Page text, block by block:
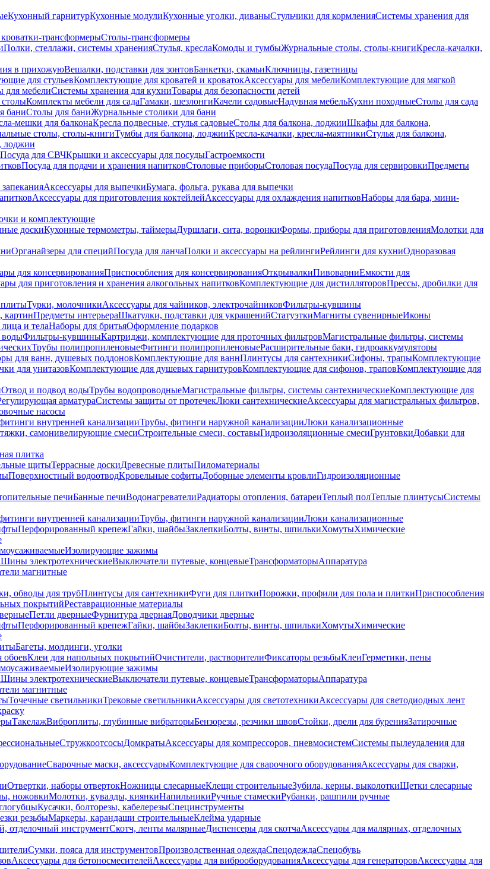
Кухонный гарнитурКухонные модулиКухонные уголки, диваныСтульчики для кормленияСистемы хранения для
трансформерыСтолы-трансформеры
Полки, стеллажи, системы храненияСтулья, креслаКомоды и тумбыЖурнальные столы, столы-книгиКресла-качалки,
в прихожуюВешалки, подставки для зонтовБанкетки, скамьиКлючницы, газетницы
для стульевКомплектующие для кроватей и кроватокАксессуары для мебелиКомплектующие для мягкой
для мебелиСистемы хранения для кухниТовары для безопасности детей
Комплекты мебели для садаГамаки, шезлонгиКачели садовыеНадувная мебельКухни походныеСтолы для сада
баниСтолы для баниЖурнальные столики для бани
мешки для балконаКресла подвесные, стулья садовыеСтолы для балкона, лоджииШкафы для балкона,
столы, столы-книгиТумбы для балкона, лоджииКресла-качалки, кресла-маятникиСтулья для балкона,
лоджии
Посуда для СВЧКрышки и аксессуары для посудыГастроемкости
Посуда для подачи и хранения напитковСтоловые приборыСтоловая посудаПосуда для сервировкиПредметы
Аксессуары для выпечкиБумага, фольга, рукава для выпечки
Аксессуары для приготовления коктейлейАксессуары для охлаждения напитковНаборы для бара, мини-
и комплектующие
доскиКухонные термометры, таймерыДуршлаги, сита, воронкиФормы, приборы для приготовленияМолотки для
Органайзеры для специйПосуда для ланчаПолки и аксессуары на рейлингиРейлинги для кухниОдноразовая
для консервированияПриспособления для консервированияОткрывалкиПивоварниЕмкости для
для приготовления и хранения алкогольных напитковКомплектующие для дистилляторовПрессы, дробилки для
Турки, молочникиАксессуары для чайников, электрочайниковФильтры-кувшины
картинПредметы интерьераШкатулки, подставки для украшенийСтатуэткиМагниты сувенирныеИконы
и телаНаборы для бритьяОформление подарков
водыФильтры-кувшиныКартриджи, комплектующие для проточных фильтровМагистральные фильтры, системы
Трубы полипропиленовыеФитинги полипропиленовыеРасширительные баки, гидроаккумуляторы
для ванн, душевых поддоновКомплектующие для ваннПлинтусы для сантехникиСифоны, трапыКомплектующие
для унитазовКомплектующие для душевых гарнитуровКомплектующие для сифонов, траповКомплектующие для
Отвод и подвод водыТрубы водопроводныеМагистральные фильтры, системы сантехническиеКомплектующие для
арматураСистемы защиты от протечекЛюки сантехническиеАксессуары для магистральных фильтров,
насосы
внутренней канализацииТрубы, фитинги наружной канализацииЛюки канализационные
самонивелирующие смесиСтроительные смеси, составыГидроизоляционные смесиГрунтовкиДобавки для
плитка
щитыТеррасные доскиДревесные плитыПиломатериалы
Поверхностный водоотводКровельные софитыДоборные элементы кровлиГидроизоляционные
печиБанные печиВодонагревателиРадиаторы отопления, батареиТеплый полТеплые плинтусыСистемы
внутренней канализацииТрубы, фитинги наружной канализацииЛюки канализационные
Перфорированный крепежГайки, шайбыЗаклепкиБолты, винты, шпилькиХомутыХимические
Изолирующие зажимы
Шины электротехническиеВыключатели путевые, концевыеТрансформаторыАппаратура
магнитные
обводы для трубПлинтусы для сантехникиФуги для плиткиПорожки, профили для пола и плиткиПриспособления
покрытийРеставрационные материалы
Петли дверныеФурнитура двернаяДоводчики дверные
Перфорированный крепежГайки, шайбыЗаклепкиБолты, винты, шпилькиХомутыХимические
Багеты, молдинги, уголки
обоевКлеи для напольных покрытийОчистители, растворителиФиксаторы резьбыКлеиГерметики, пены
Изолирующие зажимы
Шины электротехническиеВыключатели путевые, концевыеТрансформаторыАппаратура
магнитные
Точечные светильникиТрековые светильникиАксессуары для светотехникиАксессуары для светодиодных лент
ТакелажВиброплиты, глубинные вибраторыБензорезы, резчики швовСтойки, дрели для буренияЗатирочные
СтружкоотсосыДомкратыАксессуары для компрессоров, пневмосистемСистемы пылеудаления для
Сварочные маски, аксессуарыКомплектующие для сварочного оборудованияАксессуары для сварки,
Отвертки, наборы отвертокНожницы слесарныеКлещи строительныеЗубила, керны, выколоткиЩетки слесарные
ножовкиМолотки, кувалды, киянкиНапильникиРучные стамескиРубанки, рашпили ручные
Кусачки, болторезы, кабелерезыСпецинструменты
резьбыМаркеры, карандаши строительныеКлейма ударные
отделочный инструментСкотч, ленты малярныеДиспенсеры для скотчаАксессуары для малярных, отделочных
Сумки, пояса для инструментовПроизводственная одеждаСпецодеждаСпецобувь
Аксессуары для бетоносмесителейАксессуары для виброоборудованияАксессуары для генераторовАксессуары для